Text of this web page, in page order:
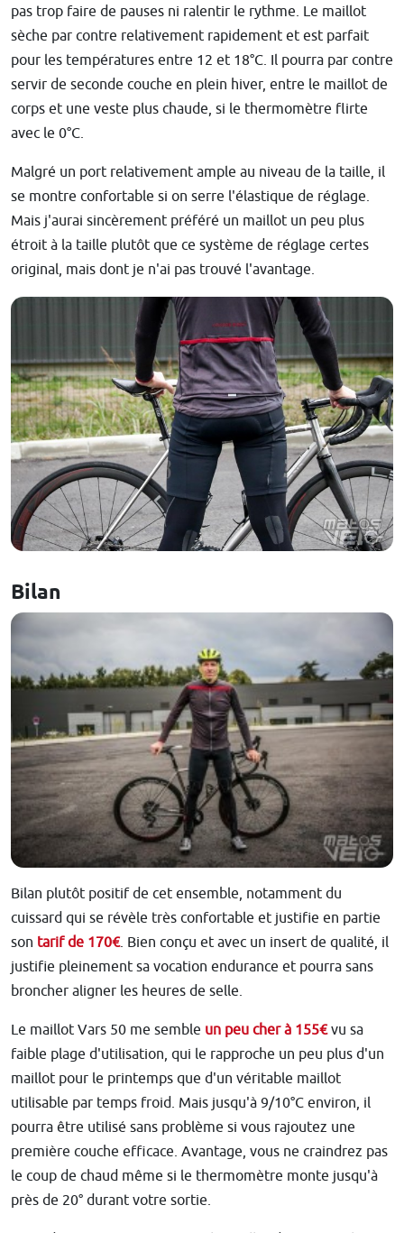
pas trop faire de pauses ni ralentir le rythme. Le maillot
sèche par contre relativement rapidement et est parfait
pour les températures entre 12 et 18°C. Il pourra par contre
servir de seconde couche en plein hiver, entre le maillot de
corps et une veste plus chaude, si le thermomètre flirte
avec le 0°C.
Malgré un port relativement ample au niveau de la taille, il
se montre confortable si on serre l'élastique de réglage.
Mais j'aurai sincèrement préféré un maillot un peu plus
étroit à la taille plutôt que ce système de réglage certes
original, mais dont je n'ai pas trouvé l'avantage.
Bilan
Bilan plutôt positif de cet ensemble, notamment du
cuissard qui se révèle très confortable et justifie en partie
son tarif de 170€. Bien conçu et avec un insert de qualité, il
justifie pleinement sa vocation endurance et pourra sans
broncher aligner les heures de selle.
Le maillot Vars 50 me semble un peu cher à 155€vu sa
faible plage d'utilisation, qui le rapproche un peu plus d'un
maillot pour le printemps que d'un véritable maillot
utilisable par temps froid. Mais jusqu'à 9/10°C environ, il
pourra être utilisé sans problème si vous rajoutez une
première couche efficace. Avantage, vous ne craindrez pas
le coup de chaud même si le thermomètre monte jusqu'à
près de 20° durant votre sortie.